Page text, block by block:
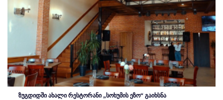
ზუგდიდში ახალი რესტორანი „სოხუმის ეზო“ გაიხსნა